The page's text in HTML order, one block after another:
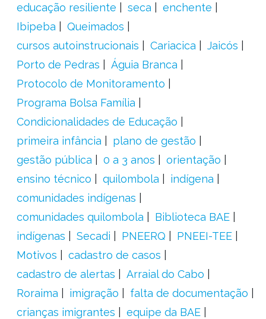
educação resiliente
seca
enchente
Ibipeba
Queimados
cursos autoinstrucionais
Cariacica
Jaicós
Porto de Pedras
Águia Branca
Protocolo de Monitoramento
Programa Bolsa Família
Condicionalidades de Educação
primeira infância
plano de gestão
gestão pública
0 a 3 anos
orientação
ensino técnico
quilombola
indígena
comunidades indígenas
comunidades quilombola
Biblioteca BAE
indígenas
Secadi PNEERQ
PNEEI-TEE
Motivos
cadastro de casos
cadastro de alertas
Arraial do Cabo
Roraima
imigração
falta de documentação
crianças imigrantes
equipe da BAE